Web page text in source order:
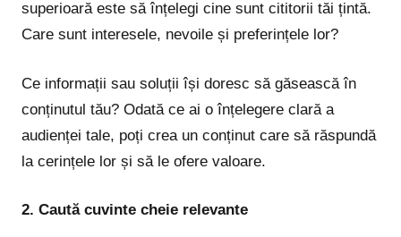
superioară este să înțelegi cine sunt cititorii tăi țintă.
Care sunt interesele, nevoile și preferințele lor?
Ce informații sau soluții își doresc să găsească în
conținutul tău? Odată ce ai o înțelegere clară a
audienței tale, poți crea un conținut care să răspundă
la cerințele lor și să le ofere valoare.
2. Caută cuvinte cheie relevante